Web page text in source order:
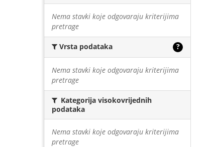
Nema stavki koje odgovaraju kriterijima
pretrage
Vrsta podataka ?
Nema stavki koje odgovaraju kriterijima
pretrage
Kategorija visokovrijednih
podataka
Nema stavki koje odgovaraju kriterijima
pretrage